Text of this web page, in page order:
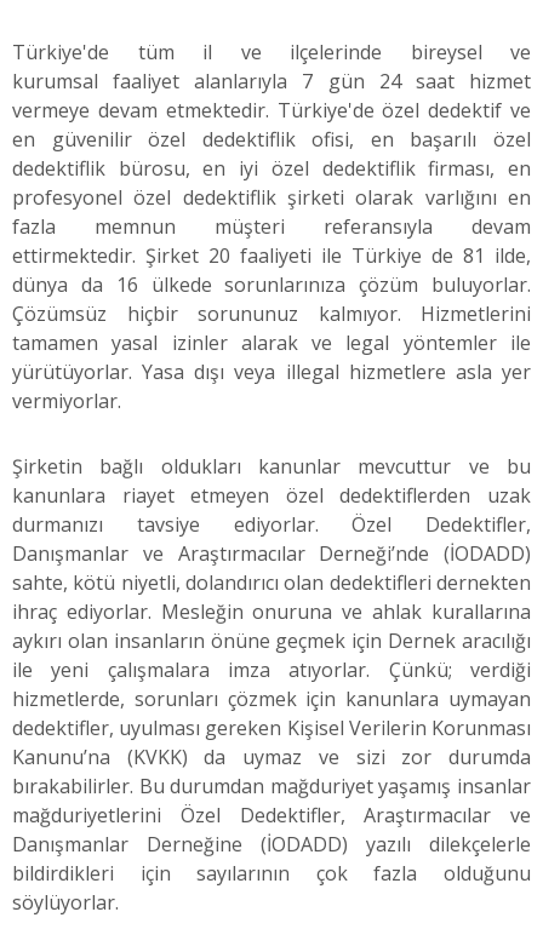
Türkiye'de tüm il ve ilçelerinde bireysel ve
kurumsal faaliyet alanlarıyla 7 gün 24 saat hizmet
vermeye devam etmektedir. Türkiye'de özel dedektif ve
en güvenilir özel dedektiflik ofisi, en başarılı özel
dedektiflik bürosu, en iyi özel dedektiflik firması, en
profesyonel özel dedektiflik şirketi olarak varlığını en
fazla memnun müşteri referansıyla devam
ettirmektedir. Şirket 20 faaliyeti ile Türkiye de 81 ilde,
dünya da 16 ülkede sorunlarınıza çözüm buluyorlar.
Çözümsüz hiçbir sorununuz kalmıyor. Hizmetlerini
tamamen yasal izinler alarak ve legal yöntemler ile
yürütüyorlar. Yasa dışı veya illegal hizmetlere asla yer
vermiyorlar.
Şirketin bağlı oldukları kanunlar mevcuttur ve bu
kanunlara riayet etmeyen özel dedektiflerden uzak
durmanızı tavsiye ediyorlar. Özel Dedektifler,
Danışmanlar ve Araştırmacılar Derneği’nde (İODADD)
sahte, kötü niyetli, dolandırıcı olan dedektifleri dernekten
ihraç ediyorlar. Mesleğin onuruna ve ahlak kurallarına
aykırı olan insanların önüne geçmek için Dernek aracılığı
ile yeni çalışmalara imza atıyorlar. Çünkü; verdiği
hizmetlerde, sorunları çözmek için kanunlara uymayan
dedektifler, uyulması gereken Kişisel Verilerin Korunması
Kanunu’na (KVKK) da uymaz ve sizi zor durumda
bırakabilirler. Bu durumdan mağduriyet yaşamış insanlar
mağduriyetlerini Özel Dedektifler, Araştırmacılar ve
Danışmanlar Derneğine (İODADD) yazılı dilekçelerle
bildirdikleri için sayılarının çok fazla olduğunu
söylüyorlar.